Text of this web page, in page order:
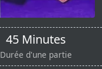
45 Minutes
Durée d'une partie